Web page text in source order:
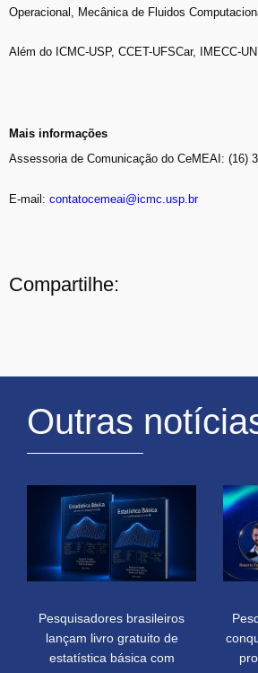
Operacional, Mecânica de Fluidos
Além do ICMC-USP, CCET-UFSCar, IMECC-
Mais informações
Assessoria de Comunicação do CeMEAI: (16)
E-mail: contatocemeai@icmc.usp.br
Compartilhe:
Outras
Pesquisadores brasileiros
lançam livro gratuito de
estatística básica com